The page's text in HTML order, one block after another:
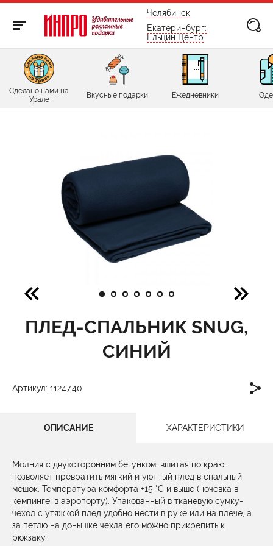
бесплатно по России
Челябинск
Екатеринбург:
Ельцин Центр
Сделано нами на
Урале
Вкусные подарки Ежедневники
ПЛЕД-СПАЛЬНИК SNUG,
СИНИЙ
Артикул: 11247.40
ОПИСАНИЕ ХАРАКТЕРИСТИКИ
Молния с двухсторонним бегунком, вшитая по краю,
позволяет превратить мягкий и уютный плед в спальный
мешок. Температура комфорта +15 °С и выше (ночевка в
кемпинге, в аэропорту). Упакованный в тканевую сумку-
чехол с утяжкой плед удобно нести в руке или на плече, а
за петлю на донышке чехла его можно прикрепить к
рюкзаку.